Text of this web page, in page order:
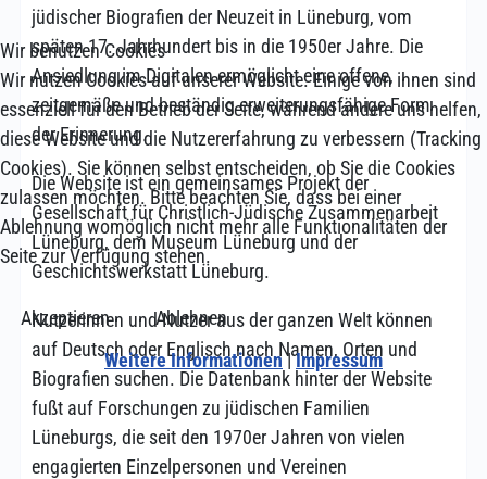
jüdischer Biografien der Neuzeit in Lüneburg, vom
späten 17. Jahrhundert bis in die 1950er Jahre. Die
Ansiedlung im Digitalen ermöglicht eine offene,
zeitgemäße und beständig erweiterungsfähige Form
der Erinnerung.
Die Website ist ein gemeinsames Projekt der
Gesellschaft für Christlich-Jüdische Zusammenarbeit
Lüneburg, dem Museum Lüneburg und der
Geschichtswerkstatt Lüneburg.
Nutzerinnen und Nutzer aus der ganzen Welt können
auf Deutsch oder Englisch nach Namen, Orten und
Biografien suchen. Die Datenbank hinter der Website
fußt auf Forschungen zu jüdischen Familien
Lüneburgs, die seit den 1970er Jahren von vielen
engagierten Einzelpersonen und Vereinen
Wir benutzen Cookies
Wir nutzen Cookies auf unserer Website. Einige von ihnen sind
essenziell für den Betrieb der Seite, während andere uns helfen,
diese Website und die Nutzererfahrung zu verbessern (Tracking
Cookies). Sie können selbst entscheiden, ob Sie die Cookies
zulassen möchten. Bitte beachten Sie, dass bei einer
Ablehnung womöglich nicht mehr alle Funktionalitäten der
Seite zur Verfügung stehen.
Akzeptieren
Ablehnen
Weitere Informationen|Impressum